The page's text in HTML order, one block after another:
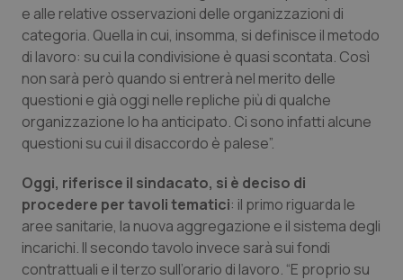
Friuli Venezia Giulia
Lazio
Liguria
Lombardia
Marche
Molise
Dermatite Atopica
Diabete & glucometri
Disturbi dell’umore
Dolore
Donna & Salute
Epatiti
e alle relative osservazioni delle organizzazioni di
categoria. Quella in cui, insomma, si definisce il metodo
di lavoro: su cui la condivisione è quasi scontata. Così
non sarà però quando si entrerà nel merito delle
questioni e già oggi nelle repliche più di qualche
organizzazione lo ha anticipato. Ci sono infatti alcune
questioni su cui il disaccordo è palese”.
Oggi, riferisce il sindacato, si è deciso di
procedere per tavoli tematici: il primo riguarda le
aree sanitarie, la nuova aggregazione e il sistema degli
incarichi. Il secondo tavolo invece sarà sui fondi
contrattuali e il terzo sull’orario di lavoro. “E proprio su